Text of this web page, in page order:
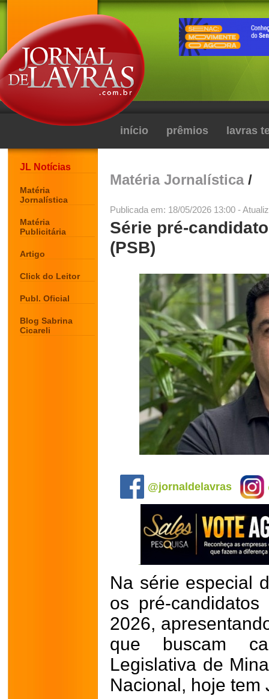
início prêmios lavras
JL Notícias
Matéria
Jornalística
Matéria
Publicitária
Artigo
Click do Leitor
Publ. Oficial
Blog Sabrina
Cicareli
Matéria Jornalística/
Publicada em: 18/05/2026 13:00 -
Série pré-
(PSB)
@jornaldelavras
Na série especial
os pré-
2026,
que buscam
Legislativa de
Nacional, hoje tem